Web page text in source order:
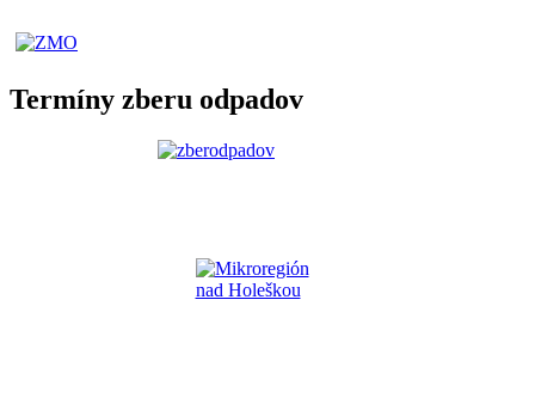
Termíny zberu odpadov